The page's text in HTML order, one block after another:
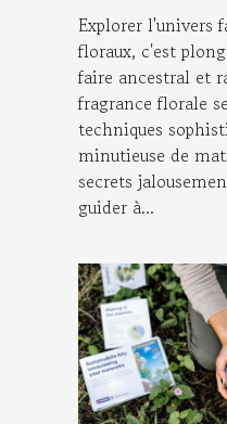
Explorer l'univers
floraux, c'est
faire ancestral et
fragrance florale
techniques
minutieuse de
secrets
guider à...